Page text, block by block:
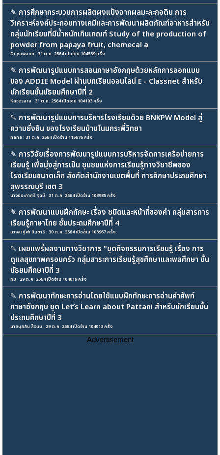
✎ การศึกษากระบวนการผลิตผงแป้งจากผลมะละกอดิบ การ
วิเคราะห์องค์ประกอบทางเคมีและการพัฒนาผลิตภัณฑ์อาหารสำหรับ
กลุ่มนักเรียนที่มีน้ำหนักเกินเกณฑ์ Study of the production of
powder from papaya fruit, chemecal a
Dr.yawann : 31 ต.ค. 2564 เปิดอ่าน 104539 ครั้ง
✎ การพัฒนารูปแบบการสอนภาษาอังกฤษด้วยหลักการออกแบบ
ของ ADDIE Model ผ่านบทเรียนออนไลน์ E - Classnet สำหรับ
นักเรียนชั้นมัธยมศึกษาปีที่ 2
Katesara : 31 ต.ค. 2564 เปิดอ่าน 104103 ครั้ง
✎ การพัฒนารูปแบบการบริหารโรงเรียนด้วย BNKPW Model สู่
ความยั่งยืน ของโรงเรียนบ้านโนนกระพี้วิทยา
nana : 31 ต.ค. 2564 เปิดอ่าน 115676 ครั้ง
✎ การวิจัยเรื่องการพัฒนารูปแบบการบริหารจัดการเครือข่ายการ
เรียนรู้ เพื่อมุ่งสู่การเป็น ชุมชนแห่งการเรียนรู้ทางวิชาชีพของ
โรงเรียนขนาดเล็ก สังกัดสำนักงานเขตพื้นที่ การศึกษาประถมศึกษา
สุพรรณบุรี เขต 3
นางประภาศรี จุดมี : 31 ต.ค. 2564 เปิดอ่าน 103985 ครั้ง
✎ การพัฒนาแบบฝึกทักษะ เรื่อง ชนิดและหน้าที่ของคำ กลุ่มสารการ
เรียนรู้ภาษาไทย ชั้นประถมศึกษาปีที่ 4
นางลาฏีฟา มินซาร์ : 30 ต.ค. 2564 เปิดอ่าน 103967 ครั้ง
✎ เผยแพร่ผลงานทางวิชาการ "ชุดกิจกรรมการเรียนรู้ เรื่อง การ
ดูแลสุขภาพครอบครัว กลุ่มสาระการเรียนรู้สุขศึกษาและพลศึกษา ชั้น
มัธยมศึกษาปีที่ 3
ทัม : 29 ต.ค. 2564 เปิดอ่าน 104019 ครั้ง
✎ การพัฒนาทักษะการอ่านโดยใช้แบบฝึกทักษะการอ่านคำศัพท์
ภาษาอังกฤษ ชุด Let’s Learn about Pattani สำหรับนักเรียนชั้น
ประถมศึกษาปีที่ 3
นายนุสลัน สือแม : 29 ต.ค. 2564 เปิดอ่าน 104013 ครั้ง
Advertisement